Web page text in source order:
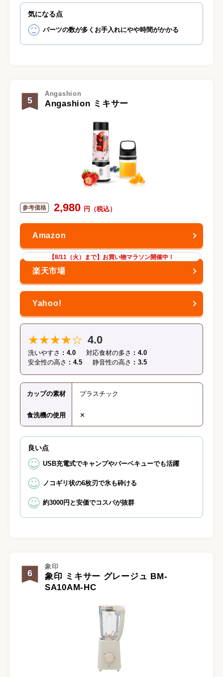
気になる点
パーツの数が多くお手入れにやや時間がかかる
5
Angashion
Angashion ミキサー
2,980
【8/11（火）まで】お買い物マラソン開催中！
★★★★☆ 4.0
洗いやすさ 4.0 対応食材の多さ
4.0
安全性の高さ
4.5 静音性の高さ 3.5
カップの素材 プラスチック
食洗機の使用 ✕
良い点
USB充電式でキャンプやバーベキューでも活躍
ノコギリ状の6枚刃で氷も砕ける
約3000円と安価でコスパが抜群
6
象印
象印 ミキサー グレージュ BM-
SA10AM-HC